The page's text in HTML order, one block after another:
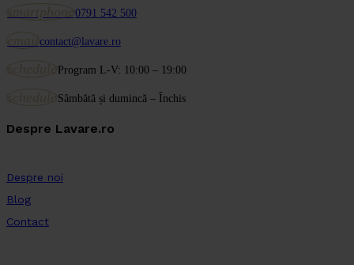
0791 542 500
contact@lavare.ro
Program L-V: 10:00 – 19:00
Sâmbătă și dumincă – Închis
Despre Lavare.ro
Despre noi
Blog
Contact